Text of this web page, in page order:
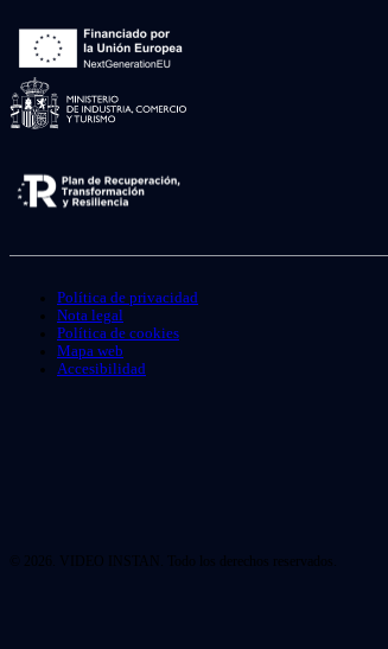
Política de privacidad
Nota legal
Política de cookies
Mapa web
Accesibilidad
© 2026. VIDEO INSTAN. Todo los derechos reservados.